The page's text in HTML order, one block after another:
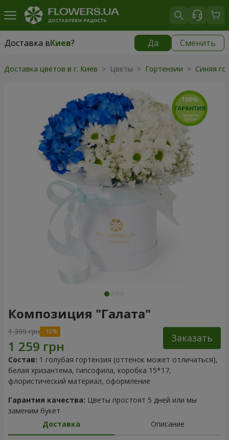
Доставка вКиев? Да Сменить
Доставка вКиев
Доставка цветов в г. Киев > Цветы > Гортензии > Синяя
Композиция "Галата"
1 399 грн
Заказать
Состав: 1 голубая гортензия (оттенок может отличаться),
белая хризантема, гипсофила, коробка 15*17,
флористический материал, оформление
Гарантия качества: Цветы простоят 5 дней или мы
заменим букет
Доставка
Описание